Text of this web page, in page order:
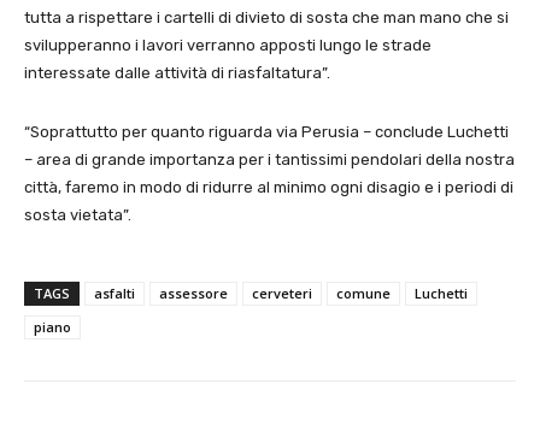
tutta a rispettare i cartelli di divieto di sosta che man mano che si
svilupperanno i lavori verranno apposti lungo le strade
interessate dalle attività di riasfaltatura”.
“Soprattutto per quanto riguarda via Perusia – conclude Luchetti
– area di grande importanza per i tantissimi pendolari della nostra
città, faremo in modo di ridurre al minimo ogni disagio e i periodi di
sosta vietata”.
TAGS asfalti assessore cerveteri comune
Luchetti
piano